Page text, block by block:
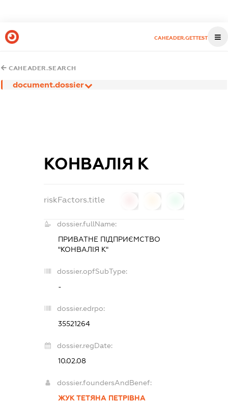
CAHEADER.GETTEST
CAHEADER.SEARCH
document.dossier
КОНВАЛІЯ К
riskFactors.title
dossier.fullName:
ПРИВАТНЕ ПІДПРИЄМСТВО
"КОНВАЛІЯ К"
dossier.opfSubType:
-
dossier.edrpo:
35521264
dossier.regDate:
10.02.08
dossier.foundersAndBenef:
ЖУК ТЕТЯНА ПЕТРІВНА